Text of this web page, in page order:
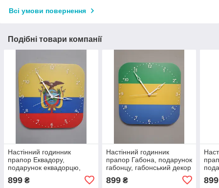
Всі умови повернення
Подібні товари компанії
Настінний годинник
прапор Еквадору,
подарунок еквадорцю,
899 ₴
Настінний годинник
прапор Габона, подарунок
габонцу, габонський декор
899₴ 899